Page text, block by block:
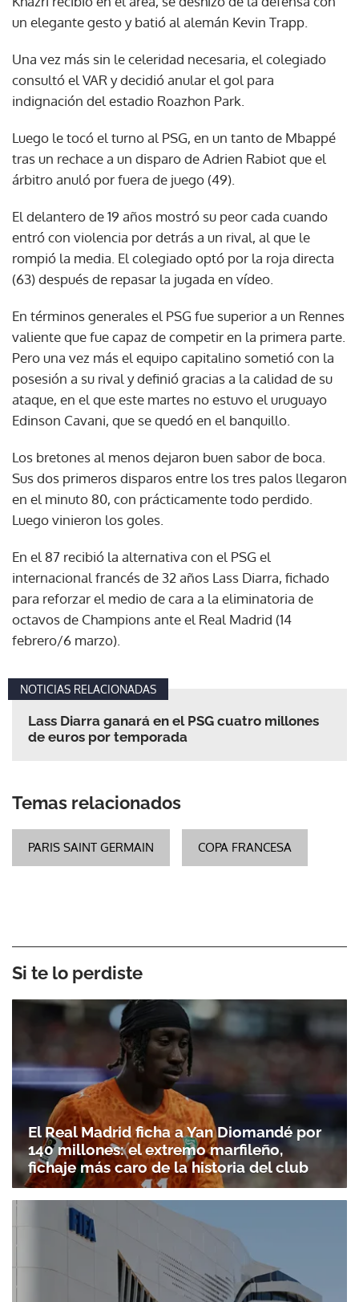
un elegante gesto y batió al alemán Kevin Trapp.
Una vez más sin le celeridad necesaria, el colegiado
consultó el VAR y decidió anular el gol para
indignación del estadio Roazhon Park.
Luego le tocó el turno al PSG, en un tanto de Mbappé
tras un rechace a un disparo de Adrien Rabiot que el
árbitro anuló por fuera de juego (49).
El delantero de 19 años mostró su peor cada cuando
entró con violencia por detrás a un rival, al que le
rompió la media. El colegiado optó por la roja directa
(63) después de repasar la jugada en vídeo.
En términos generales el PSG fue superior a un Rennes
valiente que fue capaz de competir en la primera parte.
Pero una vez más el equipo capitalino sometió con la
posesión a su rival y definió gracias a la calidad de su
ataque, en el que este martes no estuvo el uruguayo
Edinson Cavani, que se quedó en el banquillo.
Los bretones al menos dejaron buen sabor de boca.
Sus dos primeros disparos entre los tres palos llegaron
en el minuto 80, con prácticamente todo perdido.
Luego vinieron los goles.
En el 87 recibió la alternativa con el PSG el
internacional francés de 32 años Lass Diarra, fichado
para reforzar el medio de cara a la eliminatoria de
octavos de Champions ante el Real Madrid (14
febrero/6 marzo).
NOTICIAS RELACIONADAS
Lass Diarra ganará en el PSG cuatro millones
de euros por temporada
Temas relacionados
PARIS SAINT GERMAIN COPA FRANCESA
Si te lo perdiste
El Real Madrid ficha a Yan Diomandé por
140 millones: el extremo marfileño,
fichaje más caro de la historia del club